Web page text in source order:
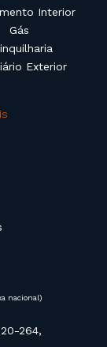
Interior
Gás
Exterior
nacional)
264,